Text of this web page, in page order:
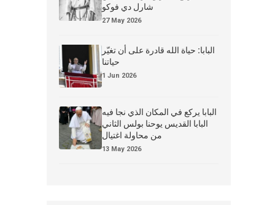
شارل دي فوكو
27 May 2026
البابا: حياة الله قادرة على أن تغيّر
حياتنا
1 Jun 2026
البابا يركع في المكان الذي نجا فيه
البابا القديس يوحنا بولس الثاني
من محاولة اغتيال
13 May 2026